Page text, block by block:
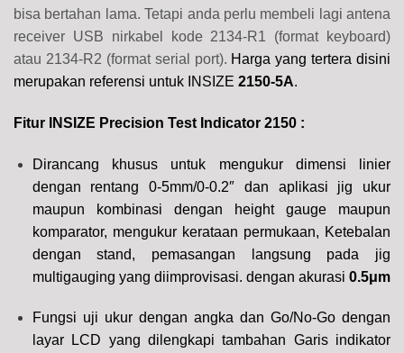
bisa bertahan lama. Tetapi anda perlu membeli lagi antena
receiver USB nirkabel kode 2134-R1 (format keyboard)
atau 2134-R2 (format serial port). Harga yang tertera disini
merupakan referensi untuk INSIZE 2150-5A.
Fitur INSIZE Precision Test Indicator 2150 :
Dirancang khusus untuk mengukur dimensi linier
dengan rentang0-5mm/0-0.2″ dan aplikasi jig ukur
maupun kombinasi dengan height gauge maupun
komparator, mengukur kerataan permukaan, Ketebalan
dengan stand, pemasangan langsung pada jig
multigauging yang diimprovisasi. dengan akurasi 0.5μm
Fungsi uji ukur dengan angka dan Go/No-Go dengan
layar
LCD yang dilengkapi tambahan Garis indikator